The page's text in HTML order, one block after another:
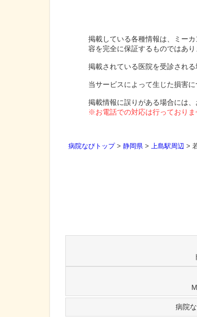
掲載している各種情報は、ミー
容を完全に保証するものではあり
掲載されている医院を受診され
当サービスによって生じた損害
掲載情報に誤りがある場合には、
※お電話での対応は行っておりま
病院なびトップ> 静岡県 > 上島駅周辺 >
病院